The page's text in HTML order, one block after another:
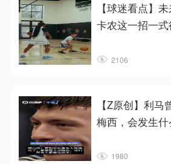
【球迷看点】
卡农这一招一
2106
【Z原创】利马
梅西，会发生
1980